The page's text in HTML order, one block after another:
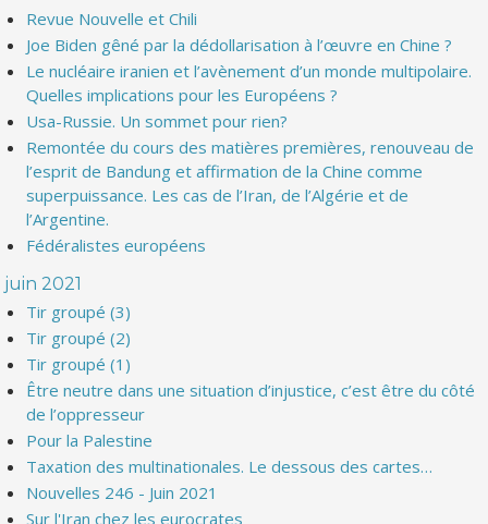
Revue Nouvelle et Chili
Joe Biden gêné par la dédollarisation à l’œuvre en Chine ?
Le nucléaire iranien et l’avènement d’un monde multipolaire.
Quelles implications pour les Européens ?
Usa-Russie. Un sommet pour rien?
Remontée du cours des matières premières, renouveau de
l’esprit de Bandung et affirmation de la Chine comme
superpuissance. Les cas de l’Iran, de l’Algérie et de
l’Argentine.
Fédéralistes européens
juin 2021
Tir groupé (3)
Tir groupé (2)
Tir groupé (1)
Être neutre dans une situation d’injustice, c’est être du côté
de l’oppresseur
Pour la Palestine
Taxation des multinationales. Le dessous des cartes…
Nouvelles 246 - Juin 2021
Sur l'Iran chez les eurocrates